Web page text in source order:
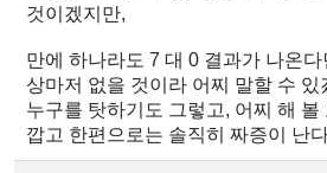
것이겠지만,
만에 하나라도 7 대 0 결과가 나온
상마저 없을 것이라 어찌 말할 수 있
누구를 탓하기도 그렇고, 어찌 해
깝고 한편으로는 솔직히 짜증이 난